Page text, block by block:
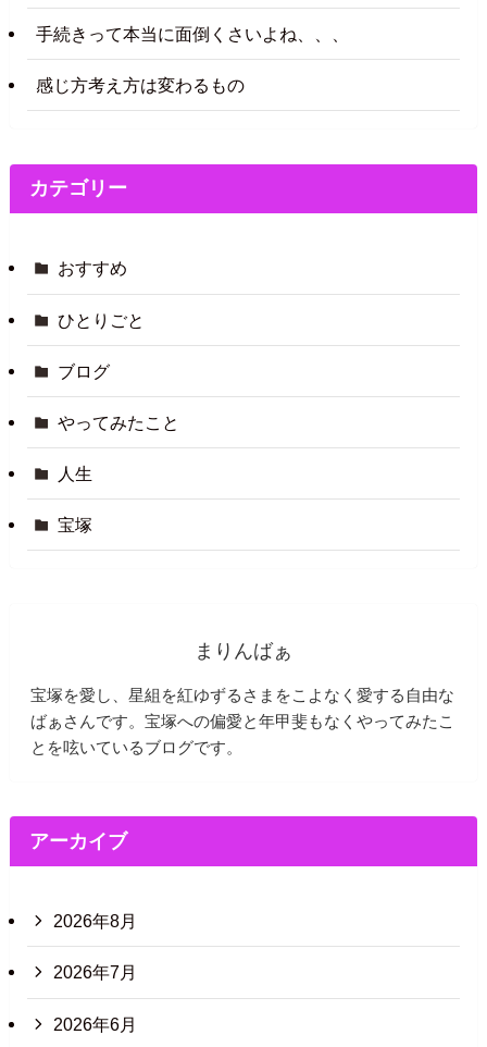
手続きって本当に面倒くさいよね、、、
感じ方考え方は変わるもの
カテゴリー
おすすめ
ひとりごと
ブログ
やってみたこと
人生
宝塚
まりんばぁ
宝塚を愛し、星組を紅ゆずるさまをこよなく愛する自由な
ばぁさんです。宝塚への偏愛と年甲斐もなくやってみたこ
とを呟いているブログです。
アーカイブ
2026年8月
2026年7月
2026年6月